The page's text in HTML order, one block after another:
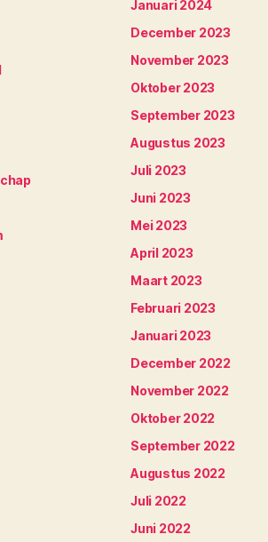
Januari 2024
December 2023
November 2023
Oktober 2023
September 2023
Augustus 2023
Juli 2023
Juni 2023
Mei 2023
April 2023
Maart 2023
Februari 2023
Januari 2023
December 2022
November 2022
Oktober 2022
September 2022
Augustus 2022
Juli 2022
Juni 2022